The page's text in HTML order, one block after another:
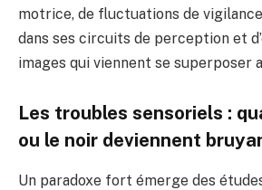
motrice, de fluctuations de
dans ses circuits de perception et
images qui viennent se superposer
Les troubles sensoriels :
ou le noir deviennent
Un paradoxe fort émerge des